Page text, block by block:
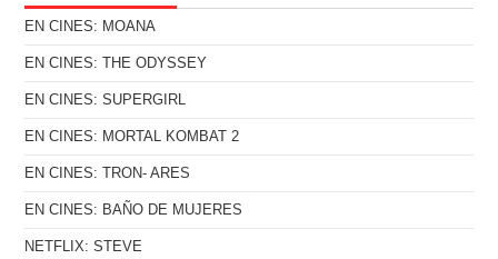
EN CINES: MOANA
EN CINES: THE ODYSSEY
EN CINES: SUPERGIRL
EN CINES: MORTAL KOMBAT 2
EN CINES: TRON- ARES
EN CINES: BAÑO DE MUJERES
NETFLIX: STEVE